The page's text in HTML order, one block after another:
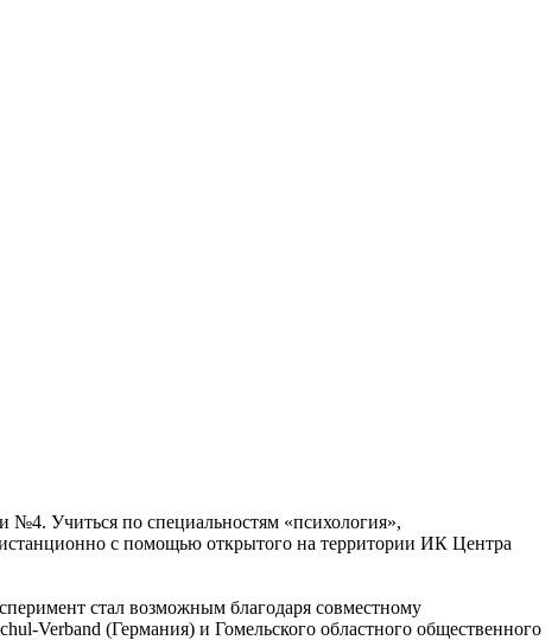
Учиться по специальностям «психология»,
с помощью открытого на территории ИК Центра
стал возможным благодаря совместному
Verband (Германия) и Гомельского областного общественного